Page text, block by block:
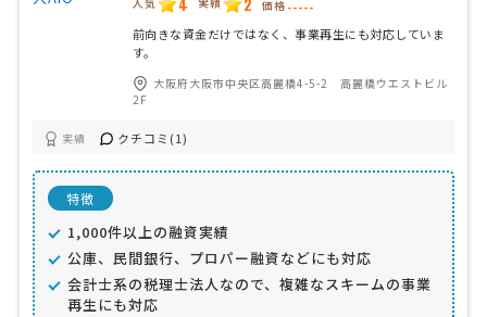
価格 -----
前向きな資金だけではなく、事業再生にも対応していま
す。
大阪府大阪市中央区高麗橋4-5-2 高麗橋ウエストビル
2F
実績 クチコミ(1)
特徴
1,000件以上の融資実績
公庫、民間銀行、プロパー融資などにも対応
会計士系の税理士法人なので、複雑なスキームの事業
再生にも対応